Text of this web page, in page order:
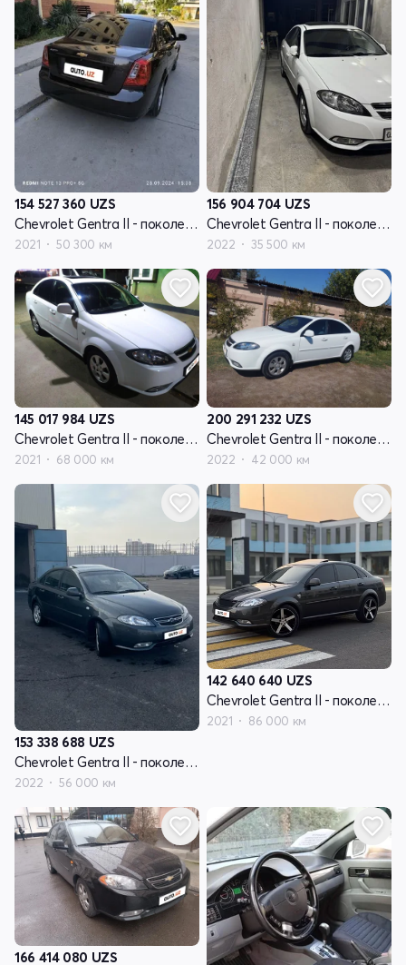
154 527 360 UZS
Chevrolet Gentra II - поколение
2021 50 300 км
156 904 704 UZS
Chevrolet Gentra II - поколение
2022 35 500 км
145 017 984 UZS
Chevrolet Gentra II - поколение
2021 68 000 км
200 291 232 UZS
Chevrolet Gentra II - поколение
2022 42 000 км
153 338 688 UZS
Chevrolet Gentra II - поколение
2022 56 000 км
142 640 640 UZS
Chevrolet Gentra II - поколение
2021 86 000 км
166 414 080 UZS